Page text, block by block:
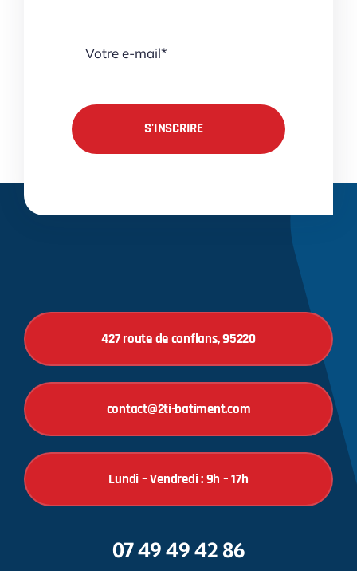
S'INSCRIRE
427 route de conflans, 95220
contact@2ti-batiment.com
Lundi – Vendredi : 9h – 17h
07 49 49 42 86